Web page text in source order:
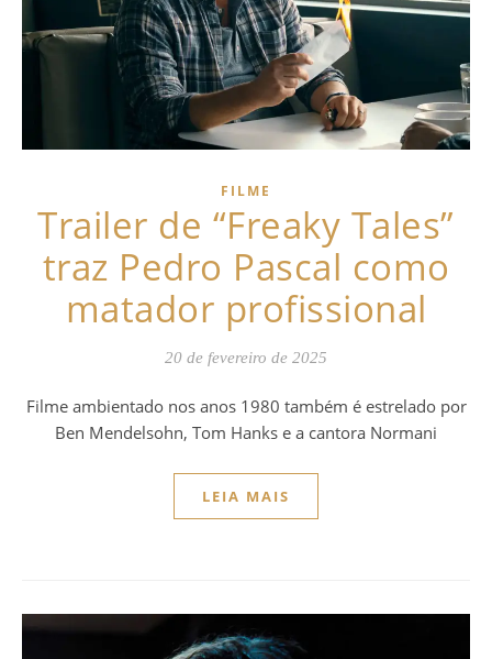
FILME
Trailer de “Freaky Tales”
traz Pedro Pascal como
matador profissional
20 de fevereiro de 2025
Filme ambientado nos anos 1980 também é estrelado por
Ben Mendelsohn, Tom Hanks e a cantora Normani
LEIA MAIS